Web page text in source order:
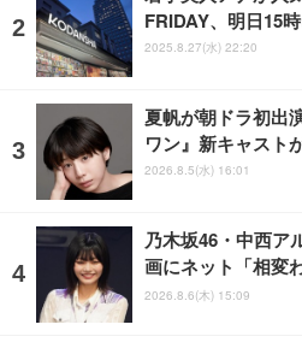
FRIDAY、明日15
2025.8.27(水) 22:20
夏帆が朝ドラ初出
ワン』新キャスト
2026.8.5(水) 16:01
乃木坂46・中西ア
画にネット「相変
2026.8.6(木) 15:09